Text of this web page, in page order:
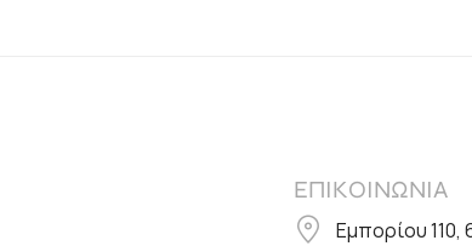
ΕΠΙΚΟΙΝΩΝΙΑ
Εμπορίου 110,